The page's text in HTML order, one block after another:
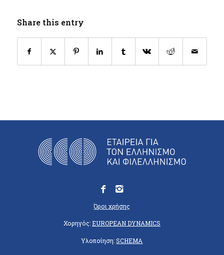
Share this entry
Όροι χρήσης
Χορηγός:EUROPEAN DYNAMICS
Υλοποίηση:SCHEMA